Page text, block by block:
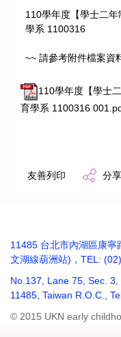
110學年度【學士二
學系 1100316
~~ 請參考附件檔案資
110學年度【學士
育學系 1100316
友善列印 分享
11485 台北市內湖區康
文湖線葫洲站)，TEL:
No.137, Lane 75, Sec.
11485, Taiwan R.O.C.,
© 2015 UKN early